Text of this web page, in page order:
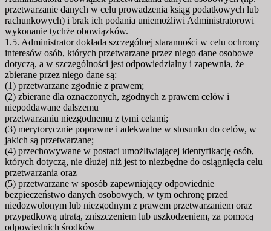
przetwarzanie danych w celu prowadzenia ksiąg podatkowych lub
rachunkowych) i brak ich podania uniemożliwi Administratorowi
wykonanie tychże obowiązków.
1.5. Administrator dokłada szczególnej staranności w celu ochrony
interesów osób, których przetwarzane przez niego dane osobowe
dotyczą, a w szczególności jest odpowiedzialny i zapewnia, że
zbierane przez niego dane są:
(1) przetwarzane zgodnie z prawem;
(2) zbierane dla oznaczonych, zgodnych z prawem celów i
niepoddawane dalszemu
przetwarzaniu niezgodnemu z tymi celami;
(3) merytorycznie poprawne i adekwatne w stosunku do celów, w
jakich są przetwarzane;
(4) przechowywane w postaci umożliwiającej identyfikację osób,
których dotyczą, nie dłużej niż jest to niezbędne do osiągnięcia celu
przetwarzania oraz
(5) przetwarzane w sposób zapewniający odpowiednie
bezpieczeństwo danych osobowych, w tym ochronę przed
niedozwolonym lub niezgodnym z prawem przetwarzaniem oraz
przypadkową utratą, zniszczeniem lub uszkodzeniem, za pomocą
odpowiednich środków